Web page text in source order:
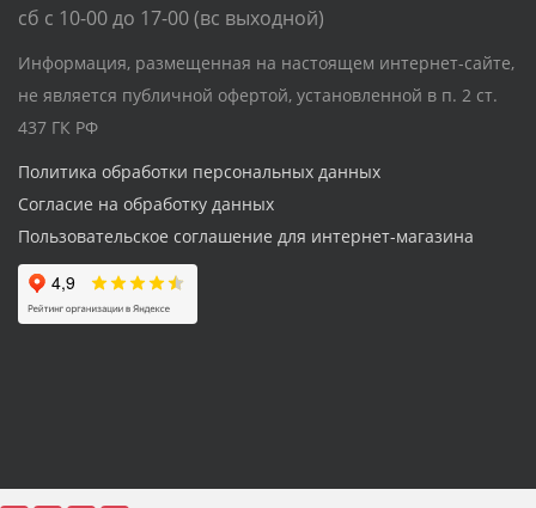
сб с 10-00 до 17-00 (вс выходной)
Информация, размещенная на настоящем интернет-сайте,
не является публичной офертой, установленной в п. 2 ст.
437 ГК РФ
Политика обработки персональных данных
Согласие на обработку данных
Пользовательское соглашение для интернет-магазина